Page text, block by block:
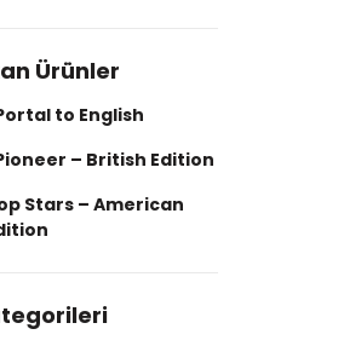
Ürünler
to English
– British Edition
Stars – American